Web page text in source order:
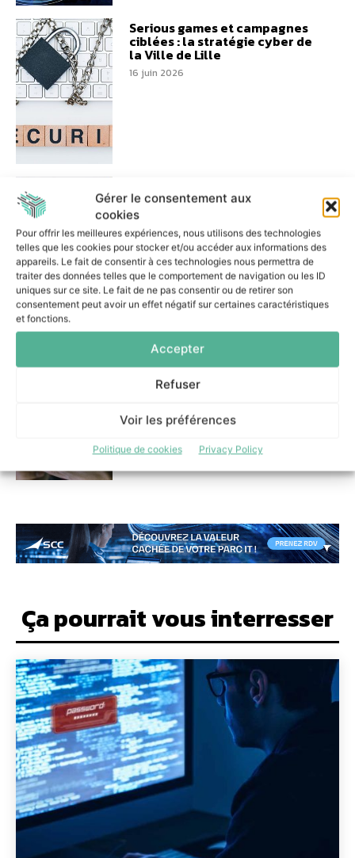
Gérer le consentement aux
cookies
Pour offrir les meilleures expériences, nous utilisons des technologies
telles que les cookies pour stocker et/ou accéder aux informations des
appareils. Le fait de consentir à ces technologies nous permettra de
traiter des données telles que le comportement de navigation ou les ID
uniques sur ce site. Le fait de ne pas consentir ou de retirer son
consentement peut avoir un effet négatif sur certaines caractéristiques
et fonctions.
Accepter
Refuser
Voir les préférences
Politique de cookies Privacy Policy
Serious games et campagnes
ciblées : la stratégie cyber de
la Ville de Lille
16 juin 2026
manuelles et renforce sa
gouvernance grâce à Camunda
11 juin 2026
Comment Aldes gère ses tarifs
personnalisés et ses stocks en
temps réel avec OroCommerce
10 juin 2026
Ça pourrait vous interresser